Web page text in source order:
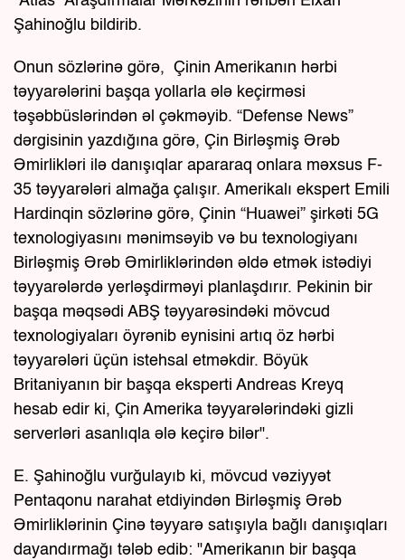
Şahinoğlu bildirib.
Onun sözlərinə görə, Çinin Amerikanın hərbi
təyyarələrini başqa yollarla ələ keçirməsi
təşəbbüslərindən əl çəkməyib. “Defense News”
dərgisinin yazdığına görə, Çin Birləşmiş Ərəb
Əmirlikləri ilə danışıqlar apararaq onlara məxsus F-
35 təyyarələri almağa çalışır. Amerikalı ekspert Emili
Hardinqin sözlərinə görə, Çinin “Huawei” şirkəti 5G
texnologiyasını mənimsəyib və bu texnologiyanı
Birləşmiş Ərəb Əmirliklərindən əldə etmək istədiyi
təyyarələrdə yerləşdirməyi planlaşdırır. Pekinin bir
başqa məqsədi ABŞ təyyarəsindəki mövcud
texnologiyaları öyrənib eynisini artıq öz hərbi
təyyarələri üçün istehsal etməkdir. Böyük
Britaniyanın bir başqa eksperti Andreas Kreyq
hesab edir ki, Çin Amerika təyyarələrindəki gizli
serverləri asanlıqla ələ keçirə bilər".
E. Şahinoğlu vurğulayıb ki, mövcud vəziyyət
Pentaqonu narahat etdiyindən Birləşmiş Ərəb
Əmirliklərinin Çinə təyyarə satışıyla bağlı danışıqları
dayandırmağı tələb edib: "Amerikanın bir başqa